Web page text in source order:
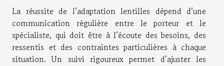
La réussite de l’adaptation lentilles dépend d’une
communication régulière entre le porteur et le
spécialiste, qui doit être à l’écoute des besoins, des
ressentis et des contraintes particulières à chaque
situation. Un suivi rigoureux permet d’ajuster les